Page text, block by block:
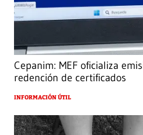
Cepanim: MEF oficializa
redención de certificados
INFORMACIÓN ÚTIL